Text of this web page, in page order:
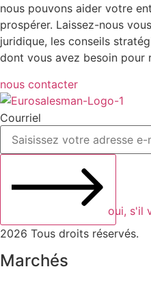
nous pouvons aider votre
prospérer. Laissez-nous
juridique, les conseils
dont vous avez besoin pour
nous contacter
Courriel
oui, s'il
2026 Tous droits réservés.
Marchés